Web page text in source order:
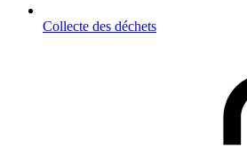
Collecte des déchets